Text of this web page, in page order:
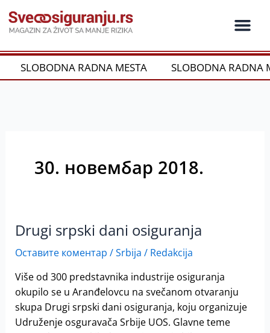
на
садржај
SLOBODNA RADNA MESTA SLOBODNA RADNA
30. новембар 2018.
Drugi srpski dani osiguranja
Оставите коментар /Srbija / Redakcija
Više od 300 predstavnika industrije osiguranja
okupilo se u Aranđelovcu na svečanom otvaranju
skupa Drugi srpski dani osiguranja, koju organizuje
Udruženje osguravača Srbije UOS. Glavne teme
Drugi
srpski
dani
osiguranja